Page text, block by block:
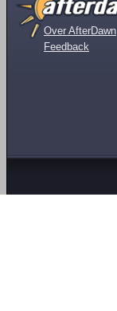
Over AfterDawn
Feedback